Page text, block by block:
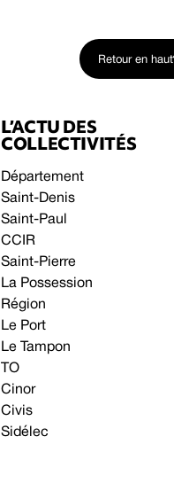
Retour en haut
L’ACTU DES
COLLECTIVITÉS
Département
Saint-Denis
Saint-Paul
CCIR
Saint-Pierre
La Possession
Région
Le Port
Le Tampon
TO
Cinor
Civis
Sidélec